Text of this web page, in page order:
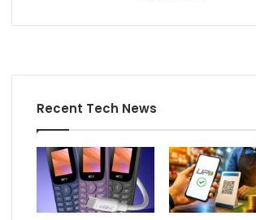
Recent Tech News